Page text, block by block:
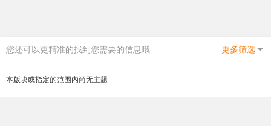
您还可以更精准的找到您需要的信息哦 更多筛选
本版块或指定的范围内尚无主题